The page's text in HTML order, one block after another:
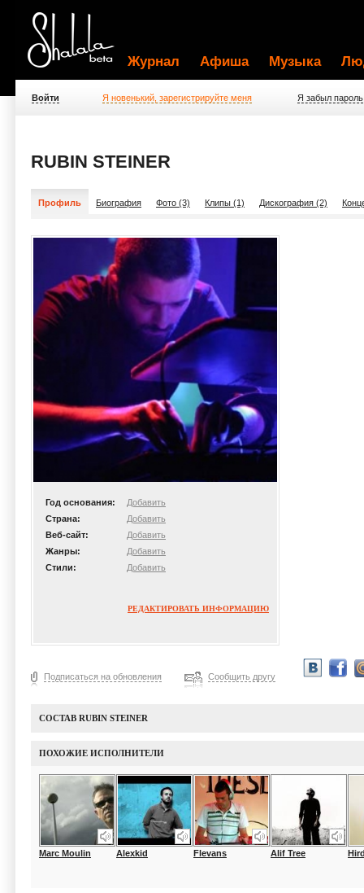
Журнал Афиша Музыка
Войти Я новенький, зарегистрируйте меня Я забыл пароль
RUBIN STEINER
Профиль Биография Фото (3) Клипы (1) Дискография (2)
Год основания:
Добавить
Страна:
Добавить
Веб-сайт:
Добавить
Жанры:
Добавить
Стили:
Добавить
РЕДАКТИРОВАТЬ ИНФОРМАЦИЮ
Подписаться на обновления Сообщить другу
СОСТАВ RUBIN STEINER
ПОХОЖИЕ ИСПОЛНИТЕЛИ
Marc Moulin Alexkid Flevans Alif Tree